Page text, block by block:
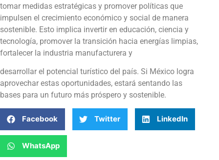
tomar medidas estratégicas y promover políticas que
impulsen el crecimiento económico y social de manera
sostenible. Esto implica invertir en educación, ciencia y
tecnología, promover la transición hacia energías limpias,
fortalecer la industria manufacturera y
desarrollar el potencial turístico del país. Si México logra
aprovechar estas oportunidades, estará sentando las
bases para un futuro más próspero y sostenible.
Facebook Twitter LinkedIn
WhatsApp